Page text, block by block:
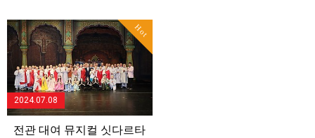
Hot
2024.07.08
전관 대여 뮤지컬 싯다르타